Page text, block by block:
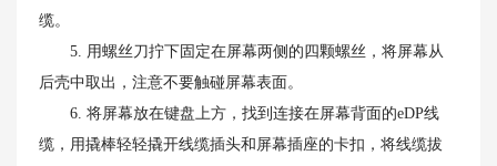
缆。
5. 用螺丝刀拧下固定在屏幕两侧的四颗螺丝，将屏幕从
后壳中取出，注意不要触碰屏幕表面。
6. 将屏幕放在键盘上方，找到连接在屏幕背面的eDP线
缆，用撬棒轻轻撬开线缆插头和屏幕插座的卡扣，将线缆拔